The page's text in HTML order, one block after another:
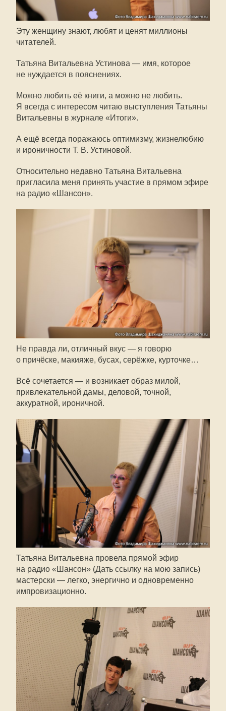
Эту женщину знают, любят и ценят миллионы
читателей.
Татьяна Витальевна Устинова — имя, которое
не нуждается в пояснениях.
Можно любить её книги, а можно не любить.
Я всегда с интересом читаю выступления Татьяны
Витальевны в журнале «Итоги».
А ещё всегда поражаюсь оптимизму, жизнелюбию
и ироничности Т. В. Устиновой.
Относительно недавно Татьяна Витальевна
пригласила меня принять участие в прямом эфире
на радио «Шансон».
Не правда ли, отличный вкус — я говорю
о причёске, макияже, бусах, серёжке, курточке…
Всё сочетается — и возникает образ милой,
привлекательной дамы, деловой, точной,
аккуратной, ироничной.
Татьяна Витальевна провела прямой эфир
на радио «Шансон» (Дать ссылку на мою запись)
мастерски — легко, энергично и одновременно
импровизационно.